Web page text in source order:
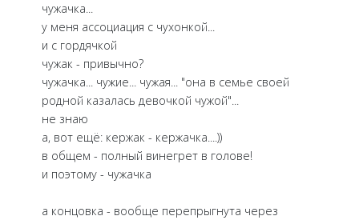
чужачка...
у меня ассоциация с чухонкой...
и с гордячкой
чужак - привычно?
чужачка... чужие... чужая... "она в семье своей
родной казалась девочкой чужой"...
не знаю
а, вот ещё: кержак - кержачка....))
в общем - полный винегрет в голове!
и поэтому - чужачка
а концовка - вообще перепрыгнута через